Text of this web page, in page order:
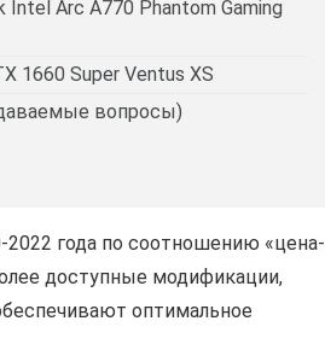
Intel Arc A770 Phantom Gaming
1660 Super Ventus XS
вопросы)
года по соотношению «цена-
доступные модификации,
оптимальное